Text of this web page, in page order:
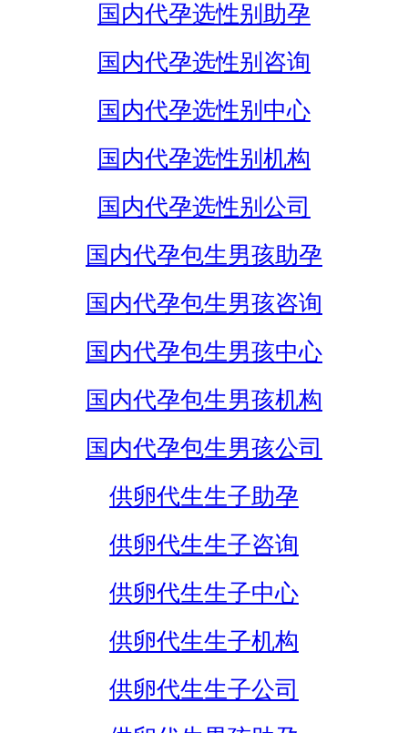
国内代孕选性别助孕
国内代孕选性别咨询
国内代孕选性别中心
国内代孕选性别机构
国内代孕选性别公司
国内代孕包生男孩助孕
国内代孕包生男孩咨询
国内代孕包生男孩中心
国内代孕包生男孩机构
国内代孕包生男孩公司
供卵代生生子助孕
供卵代生生子咨询
供卵代生生子中心
供卵代生生子机构
供卵代生生子公司